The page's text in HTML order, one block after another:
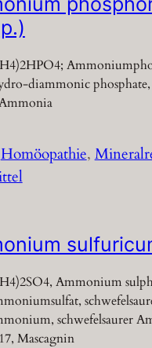
diammonic phosphate,
Homöopathie,
Ammonium
schwefelsaurer
Mascagnin